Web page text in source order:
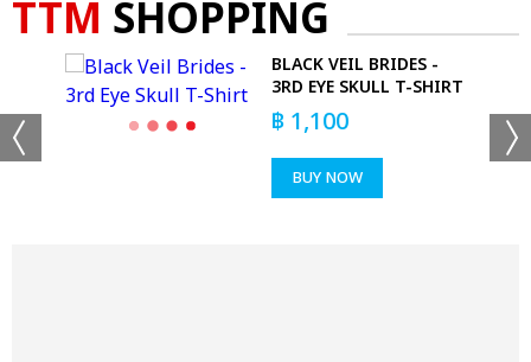
TTM SHOPPING
BLACK VEIL BRIDES -
3RD EYE SKULL T-SHIRT
฿ 1,100
BUY NOW